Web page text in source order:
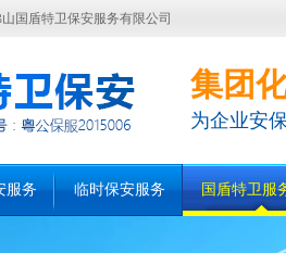
国盾特卫保安服务有限公司
集团
为企业安
服务 临时保安服务 国盾特卫服